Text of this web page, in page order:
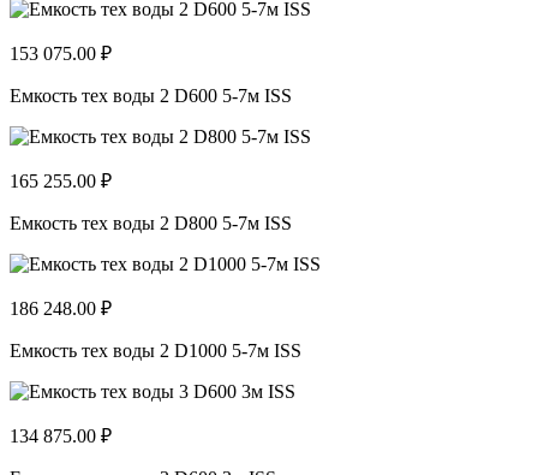
153 075.00 ₽
Емкость тех воды 2 D600 5-7м ISS
165 255.00 ₽
Емкость тех воды 2 D800 5-7м ISS
186 248.00 ₽
Емкость тех воды 2 D1000 5-7м ISS
134 875.00 ₽